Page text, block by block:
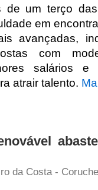
de um terço
em
avançadas,
com
salários e
atrair talento.
da Costa -